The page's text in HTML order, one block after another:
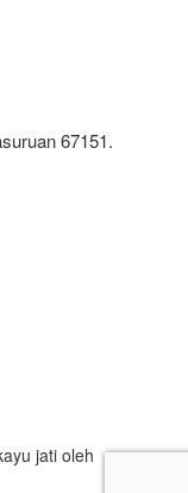
67151.
jati oleh